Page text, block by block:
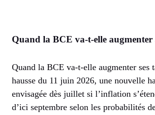
Quand la BCE va-t-elle augmenter
Quand la BCE va-t-elle augmenter ses
hausse du 11 juin 2026, une nouvelle
envisagée dès juillet si l’inflation
d’ici septembre selon les probabilités